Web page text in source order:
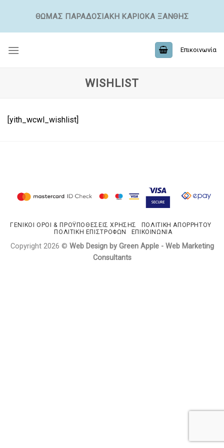
ΘΩΜΆΣ ΠΑΡΑΔΟΣΙΑΚΉ ΚΑΡΙΌΚΑ ΞΆΝΘΗΣ
Επικοινωνία
WISHLIST
[yith_wcwl_wishlist]
ΓΕΝΙΚΟΊ ΌΡΟΙ & ΠΡΟΫΠΟΘΈΣΕΙΣ ΧΡΉΣΗΣ
ΠΟΛΙΤΙΚΉ ΑΠΟΡΡΉΤΟΥ
ΠΟΛΙΤΙΚΉ ΕΠΙΣΤΡΟΦΏΝ
ΕΠΙΚΟΙΝΩΝΊΑ
Copyright 2026 © Web Design by Green Apple - Web Marketing
Consultants